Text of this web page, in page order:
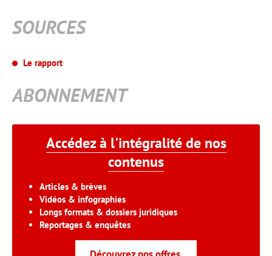
SOURCES
Le rapport
ABONNEMENT
Accédez à l'intégralité de nos
contenus
Articles & brèves
Vidéos & infographies
Longs formats & dossiers juridiques
Reportages & enquêtes